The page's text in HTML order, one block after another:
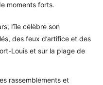
moments forts.
l’île célèbre son
des feux d’artifice et des
Louis et sur la plage de
rassemblements et